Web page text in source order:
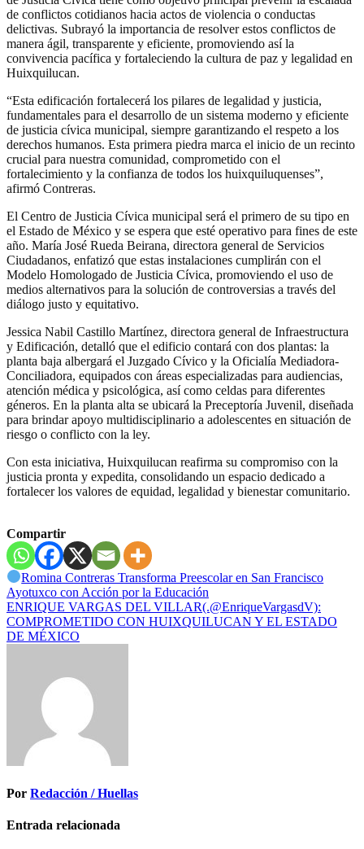
de conflictos cotidianos hacia actos de violencia o conductas
delictivas. Subrayó la importancia de resolver estos conflictos de
manera ágil, transparente y eficiente, promoviendo así la
convivencia pacífica y fortaleciendo la cultura de paz y legalidad en
Huixquilucan.
“Esta edificación fortalecerá los pilares de legalidad y justicia,
fundamentales para el desarrollo de un sistema moderno y eficiente
de justicia cívica municipal, siempre garantizando el respeto a los
derechos humanos. Esta primera piedra marca el inicio de un recinto
crucial para nuestra comunidad, comprometido con el
fortalecimiento y la confianza de todos los huixquiluquenses”,
afirmó Contreras.
El Centro de Justicia Cívica municipal será el primero de su tipo en
el Estado de México y se espera que esté operativo para fines de este
año. María José Rueda Beirana, directora general de Servicios
Ciudadanos, enfatizó que estas instalaciones cumplirán con el
Modelo Homologado de Justicia Cívica, promoviendo el uso de
medios alternativos para la solución de controversias a través del
diálogo justo y equitativo.
Jessica Nabil Castillo Martínez, directora general de Infraestructura
y Edificación, detalló que el edificio contará con dos plantas: la
planta baja albergará el Juzgado Cívico y la Oficialía Mediadora-
Conciliadora, equipados con áreas especializadas para audiencias,
atención médica y psicológica, así como celdas para diferentes
géneros. En la planta alta se ubicará la Preceptoría Juvenil, diseñada
para brindar apoyo multidisciplinario a adolescentes en situación de
riesgo o conflicto con la ley.
Con esta iniciativa, Huixquilucan reafirma su compromiso con la
justicia pronta y expedita, consolidando un espacio dedicado a
fortalecer los valores de equidad, legalidad y bienestar comunitario.
Compartir
Navegación
de
entradas
Romina Contreras Transforma Preescolar en San Francisco
Ayotuxco con Acción por la Educación
ENRIQUE VARGAS DEL VILLAR(.@EnriqueVargasdV):
COMPROMETIDO CON HUIXQUILUCAN Y EL ESTADO
DE MÉXICO
Por Redacción / Huellas
Entrada relacionada